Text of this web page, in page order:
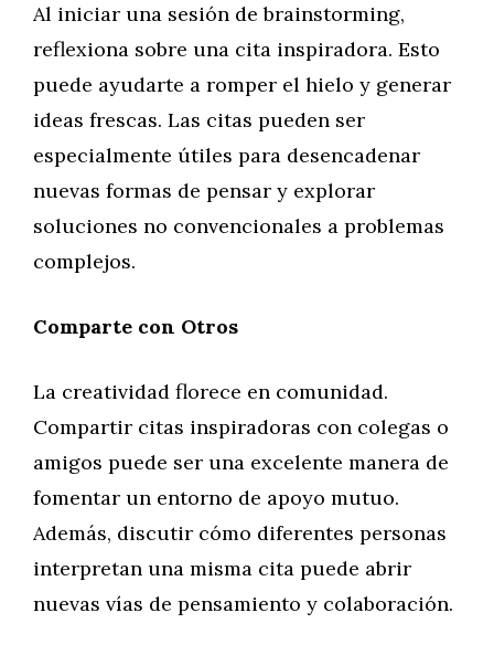
Al iniciar una sesión de brainstorming,
reflexiona sobre una cita inspiradora. Esto
puede ayudarte a romper el hielo y generar
ideas frescas. Las citas pueden ser
especialmente útiles para desencadenar
nuevas formas de pensar y explorar
soluciones no convencionales a problemas
complejos.
Comparte con Otros
La creatividad florece en comunidad.
Compartir citas inspiradoras con colegas o
amigos puede ser una excelente manera de
fomentar un entorno de apoyo mutuo.
Además, discutir cómo diferentes personas
interpretan una misma cita puede abrir
nuevas vías de pensamiento y colaboración.